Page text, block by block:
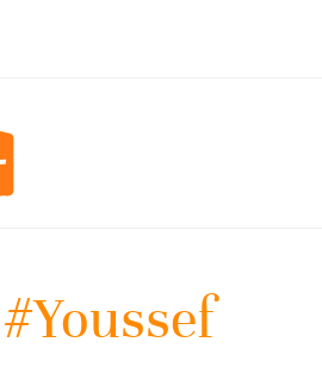
#Youssef